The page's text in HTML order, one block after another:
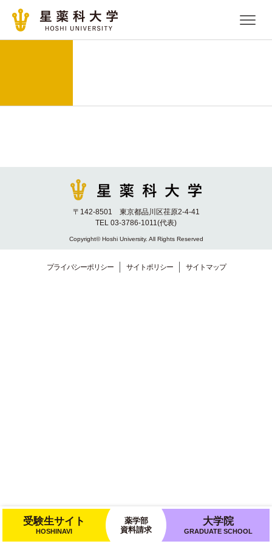
〒142-8501 東京都品川区荏原2-4-41
TEL 03-3786-1011(代表)
Copyright© Hoshi University. All Rights Reserved
プライバシーポリシー サイトポリシー サイトマップ
受験生サイト
HOSHINAVI
薬学部
資料請求
大学院
GRADUATE SCHOOL